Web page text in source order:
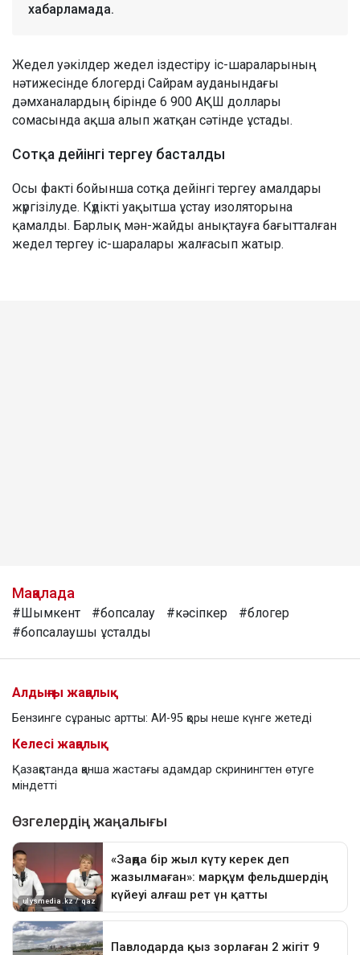
хабарламада.
Жедел уәкілдер жедел іздестіру іс-шараларының
нәтижесінде блогерді Сайрам ауданындағы
дәмханалардың бірінде 6 900 АҚШ доллары
сомасында ақша алып жатқан сәтінде ұстады.
Сотқа дейінгі тергеу басталды
Осы факті бойынша сотқа дейінгі тергеу амалдары
жүргізілуде. Күдікті уақытша ұстау изоляторына
қамалды. Барлық мән-жайды анықтауға бағытталған
жедел тергеу іс-шаралары жалғасып жатыр.
Мақалада
#Шымкент #бопсалау #кәсіпкер
#блогер
#бопсалаушы ұсталды
Алдыңғы жаңалық
Бензинге сұраныс артты: АИ-95 қоры неше күнге жетеді
Келесі жаңалық
Қазақстанда қанша жастағы адамдар скринингтен өтуге
міндетті